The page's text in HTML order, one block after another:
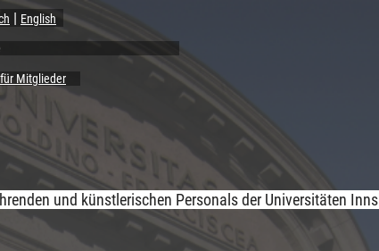
und künstlerischen Personals der Universitäten
English
Mitglieder